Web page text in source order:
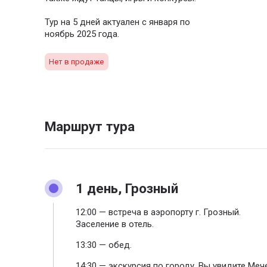
Тур на 5 дней актуален с января по
ноябрь 2025 года.
Нет в продаже
Маршрут тура
1 день, Грозный
12:00 — встреча в аэропорту г. Грозный.
Заселение в отель.
13:30 — обед.